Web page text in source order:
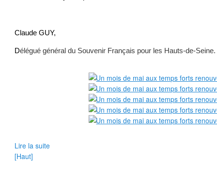
Claude GUY,
Délégué général du Souvenir Français pour les Hauts-de-Seine.
Lire la suite
[Haut]